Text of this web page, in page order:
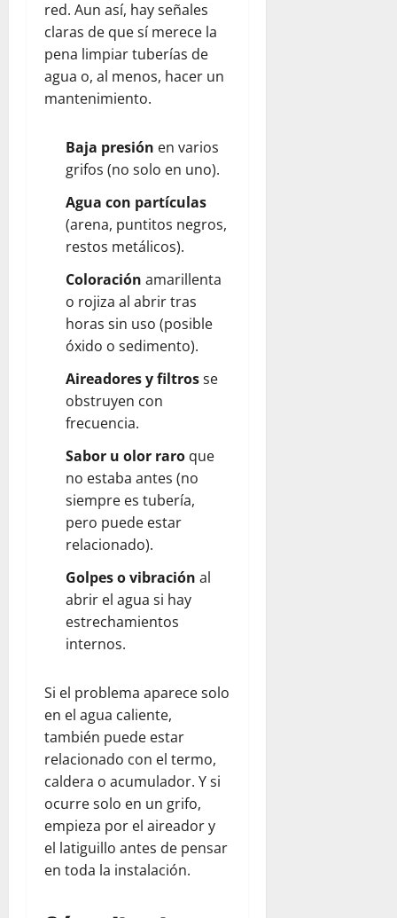
red. Aun así, hay señales
claras de que sí merece la
pena limpiar tuberías de
agua o, al menos, hacer un
mantenimiento.
Baja presión en varios
grifos (no solo en uno).
Agua con partículas
(arena, puntitos negros,
restos metálicos).
Coloración amarillenta
o rojiza al abrir tras
horas sin uso (posible
óxido o sedimento).
Aireadores y filtrosse
obstruyen con
frecuencia.
Sabor u olor raro que
no estaba antes (no
siempre es tubería,
pero puede estar
relacionado).
Golpes o vibración al
abrir el agua si hay
estrechamientos
internos.
Si el problema aparece solo
en el agua caliente,
también puede estar
relacionado con el termo,
caldera o acumulador. Y si
ocurre solo en un grifo,
empieza por el aireador y
el latiguillo antes de pensar
en toda la instalación.